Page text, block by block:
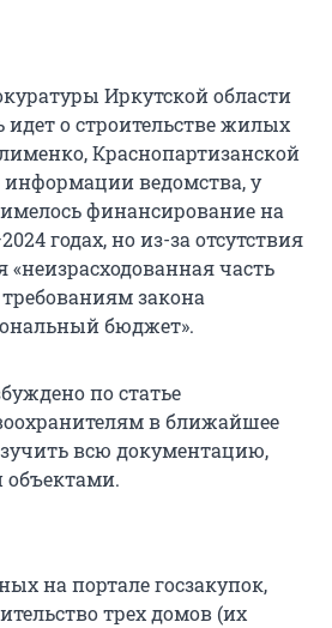
Иркутской области
идет о строительстве жилых
Краснопартизанской
информации ведомства, у
финансирование на
годах, но из-за отсутствия
часть
закона
бюджет».
по статье
в ближайшее
всю документацию,
объектами.
на портале госзакупок,
трех домов (их